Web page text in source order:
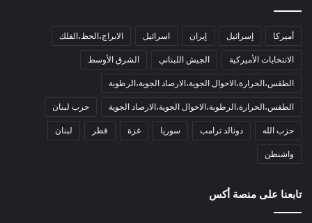
أميركا إسرائيل إيران اسرائيل الابراج،الحظ،الفلك
الانتخابات الأميركية الجيش اللبناني الشرق الأوسط
الطقس،الحرارة،الاحوال الجوية،الارصاد الجوية،الرطوبة
الطقس،الحرارة،الرطوبة،الاحوال الجوية،الارصاد الجوية حرب لبنان
حزب الله دونالد ترامب سوريا غزة قطر لبنان
واشنطن
تابعنا على منصة أكس